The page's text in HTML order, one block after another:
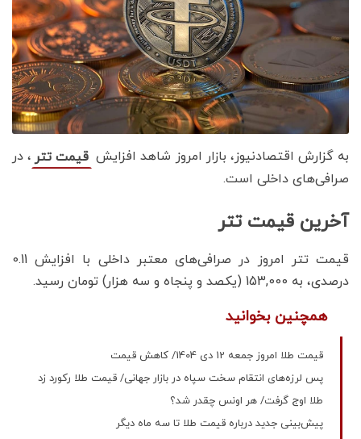
به گزارش اقتصادنیوز، بازار امروز شاهد افزایش قیمت تتر ، در
صرافی‌های داخلی است.
آخرین قیمت تتر
قیمت تتر امروز در صرافی‌های معتبر داخلی با افزایش 0.11
درصدی، به 153,000 (یکصد و پنجاه و سه هزار) تومان رسید.
همچنین بخوانید
قیمت طلا امروز جمعه 12 دی 1404/ کاهش قیمت
پس لرزه‌های انتقام سخت سپاه در بازار جهانی/ قیمت طلا رکورد زد
طلا اوج گرفت/ هر اونس چقدر شد؟
پیش‌بینی جدید درباره قیمت طلا تا سه ماه دیگر